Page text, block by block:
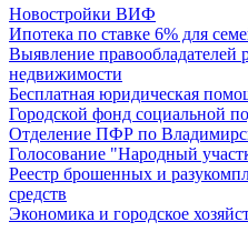
Новостройки ВИФ
Ипотека по ставке 6% для
Выявление правообладателей
недвижимости
Бесплатная юридическая
Городской фонд социальной
Отделение ПФР по
Голосование "Народный
Реестр брошенных и
средств
Экономика и городское